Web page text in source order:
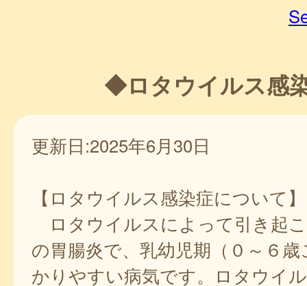
◆ロタウイルス感
更新日:2025年6月30日
【ロタウイルス感染症について】
ロタウイルスによって引き起
の胃腸炎で、乳幼児期（０～６
かりやすい病気です。ロタウイ